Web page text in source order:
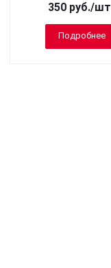
350 руб./шт
Подробнее